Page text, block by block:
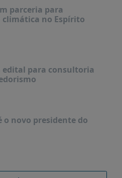
parceria para
no Espírito
edital para consultoria
o novo presidente do